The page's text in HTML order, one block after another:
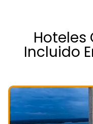
Hoteles
Incluido